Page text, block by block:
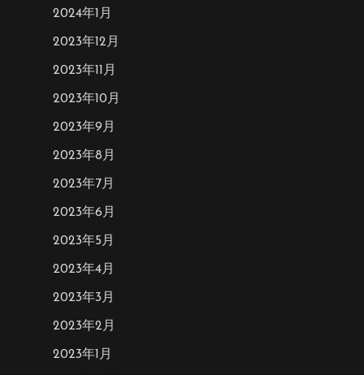
2024年1月
2023年12月
2023年11月
2023年10月
2023年9月
2023年8月
2023年7月
2023年6月
2023年5月
2023年4月
2023年3月
2023年2月
2023年1月